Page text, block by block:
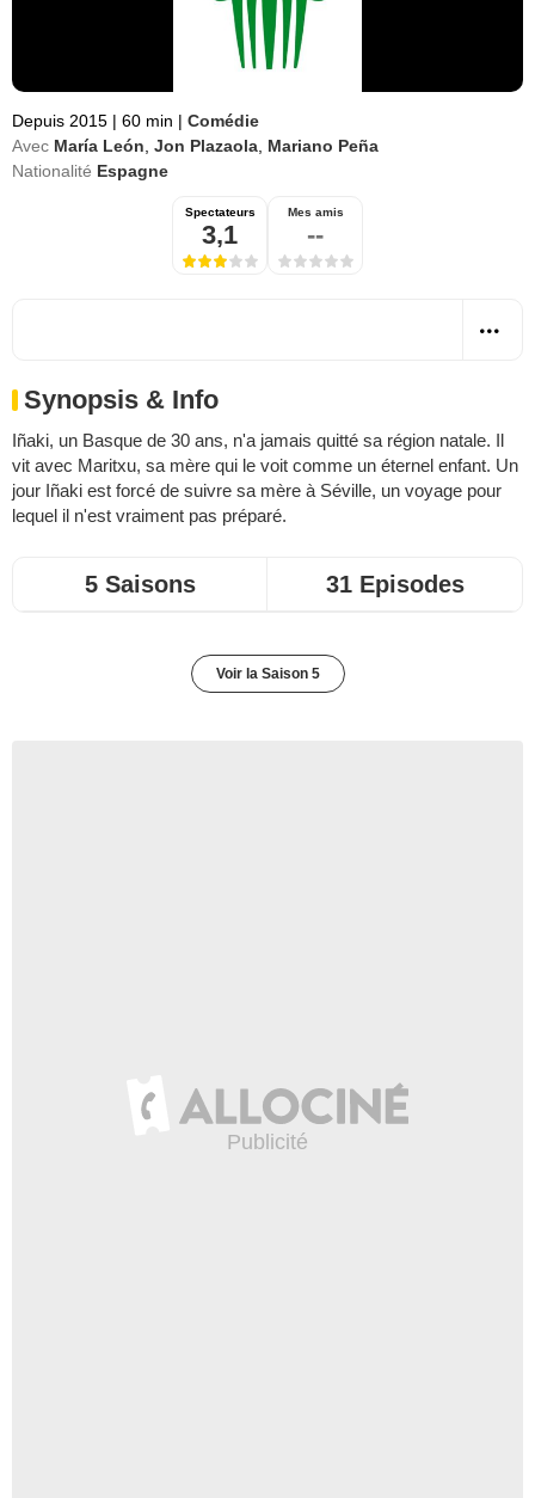
Depuis 2015 | 60 min | Comédie
Avec María León Jon Plazaola Mariano Peña
Nationalité Espagne
Spectateurs
3,1
Mes amis
--
Synopsis & Info
Iñaki, un Basque de 30 ans, n'a jamais quitté sa région natale. Il
vit avec Maritxu, sa mère qui le voit comme un éternel enfant. Un
jour Iñaki est forcé de suivre sa mère à Séville, un voyage pour
lequel il n'est vraiment pas préparé.
5 Saisons 31 Episodes
Voir la Saison 5